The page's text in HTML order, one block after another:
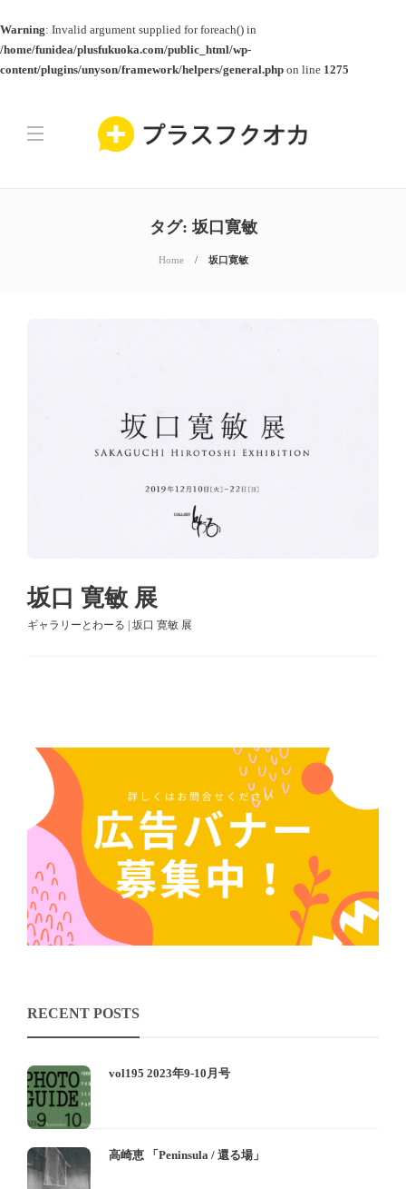
Warning: Invalid argument supplied for foreach() in
/home/funidea/plusfukuoka.com/public_html/wp-
content/plugins/unyson/framework/helpers/general.php on line 1275
タグ:坂口寛敏
Home 坂口寛敏
坂口 寛敏 展
ギャラリーとわーる | 坂口 寛敏 展
RECENT POSTS
vol195 2023年9-10月号
高崎恵 「Peninsula / 還る場」